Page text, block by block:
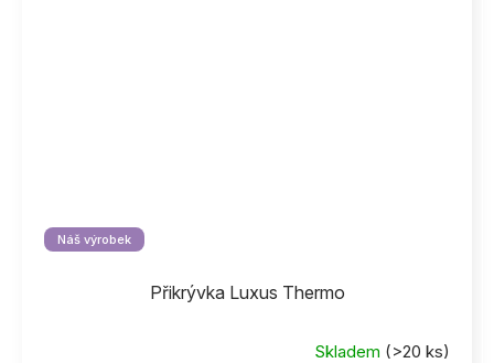
Náš výrobek
Přikrývka Luxus Thermo
Skladem (>20 ks)